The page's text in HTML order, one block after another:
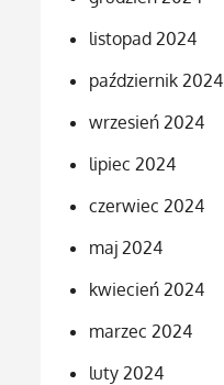
listopad 2024
październik 2024
wrzesień 2024
lipiec 2024
czerwiec 2024
maj 2024
kwiecień 2024
marzec 2024
luty 2024